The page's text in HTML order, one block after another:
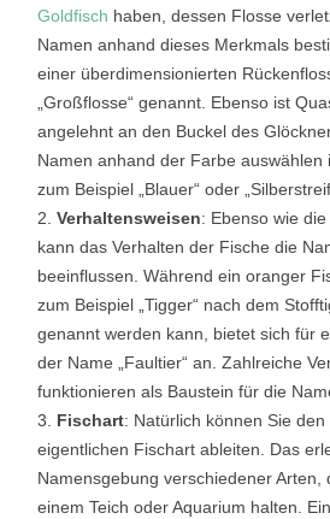
Goldfisch haben, dessen Flosse
Namen anhand dieses Merkmals
einer überdimensionierten
„Großflosse“ genannt. Ebenso ist
angelehnt an den Buckel des
Namen anhand der Farbe auswählen
zum Beispiel „Blauer“ oder
Verhaltensweisen: Ebenso wie
kann das Verhalten der Fische die
beeinflussen. Während ein oranger
zum Beispiel „Tigger“ nach dem
genannt werden kann, bietet sich für
der Name „Faultier“ an. Zahlreiche
funktionieren als Baustein für die
Fischart: Natürlich können Sie
eigentlichen Fischart ableiten. Das
Namensgebung verschiedener Arten,
einem Teich oder Aquarium halten.